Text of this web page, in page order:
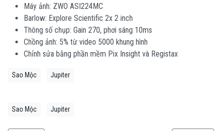
Máy ảnh: ZWO ASI224MC
Barlow: Explore Scientific 2x 2 inch
Thông số chụp: Gain 270, phơi sáng 10ms
Chồng ảnh: 5% từ video 5000 khung hình
Chỉnh sửa bằng phần mềm Pix Insight và Registax
Sao Mộc Jupiter
Sao Mộc Jupiter